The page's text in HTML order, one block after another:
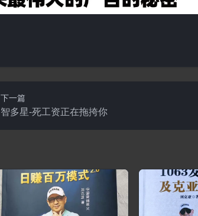
下一篇
智多星-死工资正在拖挎你